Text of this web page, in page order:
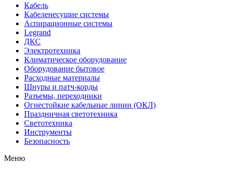
Кабель
Кабеленесущие системы
Аспирационные системы
Legrand
ДКС
Электротехника
Климатическое оборудование
Оборудование бытовое
Расходные материалы
Шнуры и патч-корды
Разъемы, переходники
Огнестойкие кабельные линии (ОКЛ)
Праздничная светотехника
Светотехника
Инструменты
Безопасность
Меню